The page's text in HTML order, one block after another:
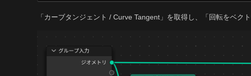
「カーブタンジェント / Curve Tangent」を取得し、「回転をベク